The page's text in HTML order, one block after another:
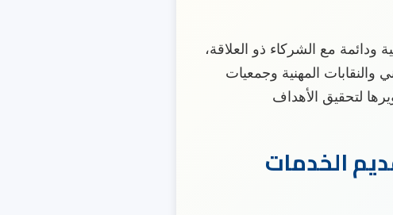
مع الشركاء ذو العلاقة،
المهنية وجمعيات
لتحقيق الأهداف
الخدمات